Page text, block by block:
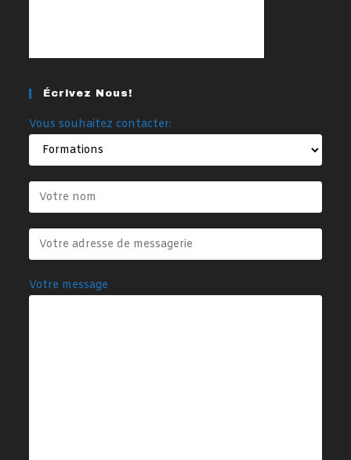
Écrivez Nous!
Vous souhaitez contacter:
Votre message